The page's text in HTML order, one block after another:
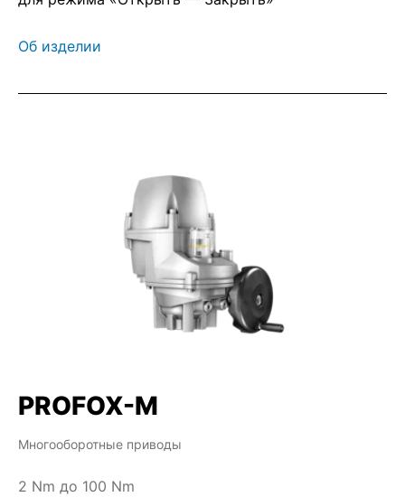
Об изделии
PROFOX-M
Многооборотные приводы
2 Nm до 100 Nm